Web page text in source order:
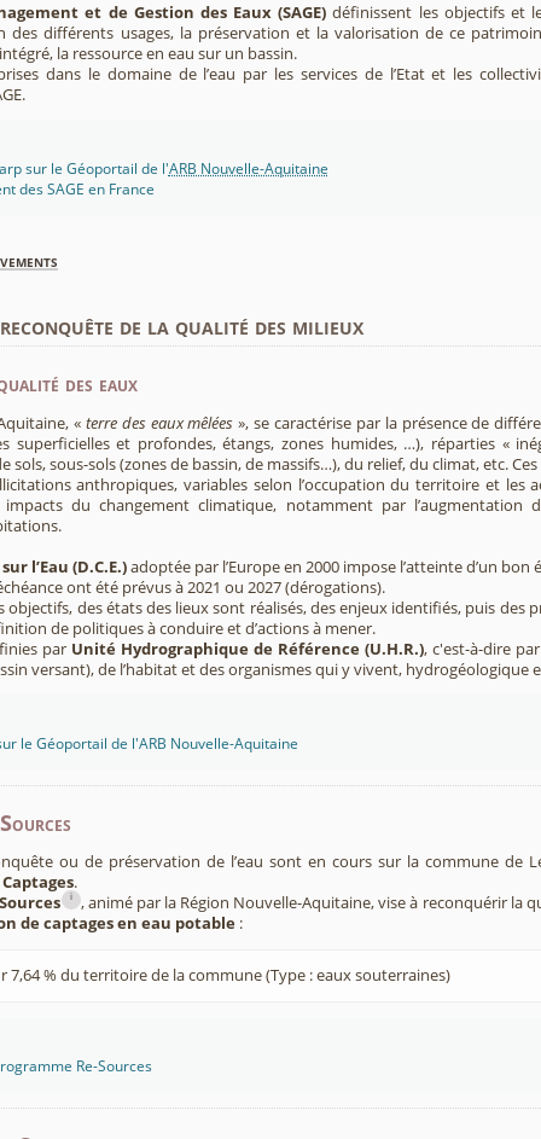
et de Gestion des Eaux (SAGE) définissent les objectifs et
des différents usages, la préservation et la valorisation de ce
la ressource en eau sur un bassin.
dans le domaine de l’eau par les services de l’Etat et les
sur le Géoportail de l'ARB Nouvelle-Aquitaine
des SAGE en France
de la qualité des milieux
des eaux
« terre des eaux mêlées », se caractérise par la présence de
superficielles et profondes, étangs, zones humides, …), réparties «
sols, sous-sols (zones de bassin, de massifs…), du relief, du climat, etc.
anthropiques, variables selon l’occupation du territoire et les
impacts du changement climatique, notamment par l’augmentation
l’Eau (D.C.E.)adoptée par l’Europe en 2000 impose l’atteinte d’un
ont été prévus à 2021 ou 2027 (dérogations).
objectifs, des états des lieux sont réalisés, des enjeux identifiés, puis des
de politiques à conduire et d’actions à mener.
par Unité Hydrographique de Référence (U.H.R.), c'est-à-dire
versant), de l’habitat et des organismes qui y vivent, hydrogéologique
le Géoportail de l'ARB Nouvelle-Aquitaine
ou de préservation de l’eau sont en cours sur la commune de
.
i
, animé par la Région Nouvelle-Aquitaine, vise à reconquérir la
de captages en eau potable:
7,64 % du territoire de la commune (Type : eaux souterraines)
Re-Sources